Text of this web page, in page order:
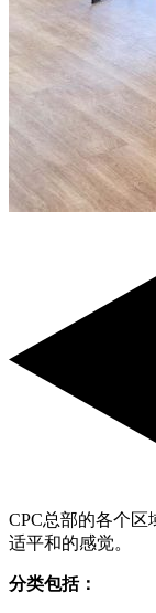
CPC总部的各个
适平和的感觉。
分类包括：